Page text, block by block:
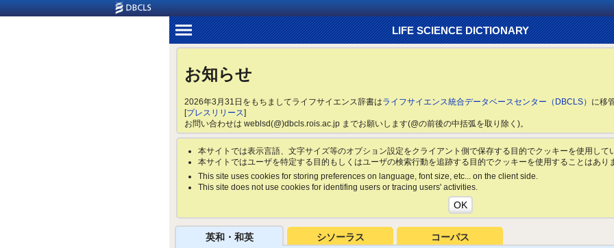
LIFE SCIENCE DICTIONARY
お知らせ
2026年3月31日をもちましてライフサイエンス辞書はライフサイエンス統合データベースセンター（DBCLS） に移
[プレスリリース]
お問い合わせは weblsd(@)dbcls.rois.ac.jp までお願いします(@の前後の中括弧を取り除く)。
本サイトでは表示言語、文字サイズ等のオプション設定をクライアント側で保存する目的でクッキーを使用して
本サイトではユーザを特定する目的もしくはユーザの検索行動を追跡する目的でクッキーを使用することはあり
This site uses cookies for storing preferences on language, font size, etc... on the client side.
This site does not use cookies for identifing users or tracing users' activities.
英和・和英 シソーラス コーパス